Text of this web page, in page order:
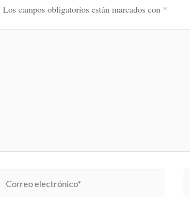
Los campos obligatorios están marcados con *
electrónico*